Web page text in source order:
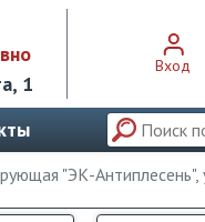
1
Вход
"ЭК-Антиплесень",